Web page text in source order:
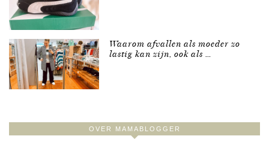
Waarom afvallen als moeder zo
lastig kan zijn, ook als …
OVER MAMABLOGGER